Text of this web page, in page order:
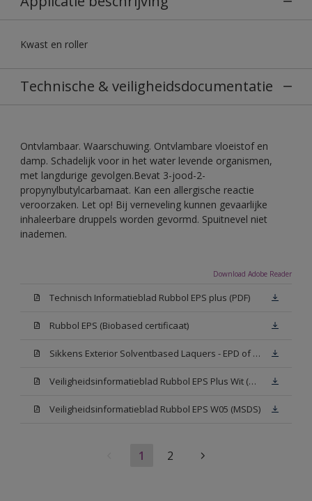
Kwast en roller
Technische & veiligheidsdocumentatie
Ontvlambaar. Waarschuwing. Ontvlambare vloeistof en
damp. Schadelijk voor in het water levende organismen,
met langdurige gevolgen.Bevat 3-jood-2-
propynylbutylcarbamaat. Kan een allergische reactie
veroorzaken. Let op! Bij verneveling kunnen gevaarlijke
inhaleerbare druppels worden gevormd. Spuitnevel niet
inademen.
Download Adobe Reader
Technisch Informatieblad Rubbol EPS plus (PDF)
Rubbol EPS (Biobased certificaat)
Sikkens Exterior Solventbased Laquers - EPD of Milieuproductverklaring
Veiligheidsinformatieblad Rubbol EPS Plus Wit (MSDS)
Veiligheidsinformatieblad Rubbol EPS W05 (MSDS)
1 2